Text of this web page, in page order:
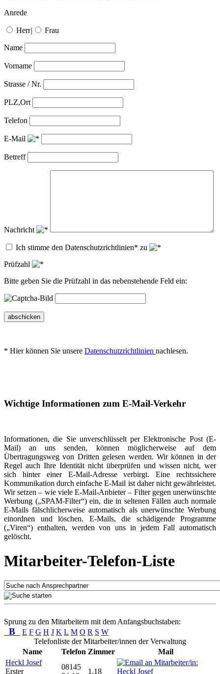
Anrede
Herr| Frau
Name
Vorname
Strasse / Nr.
PLZ,Ort
Telefon
E-Mail
Betreff
Nachricht
Ich stimme den Datenschutzrichtlinien* zu
Prüfzahl
Bitte geben Sie die Prüfzahl in das nebenstehende Feld ein:
abschicken
* Hier können Sie unsere Datenschutzrichtlinien nachlesen.
Wichtige Informationen zum E-Mail-Verkehr
Informationen, die Sie unverschlüsselt per Elektronische Post (E-
Mail) an uns senden, können möglicherweise auf dem
Übertragungsweg von Dritten gelesen werden. Wir können in der
Regel auch Ihre Identität nicht überprüfen und wissen nicht, wer
sich hinter einer E-Mail-Adresse verbirgt. Eine rechtssichere
Kommunikation durch einfache E-Mail ist daher nicht gewährleistet.
Wir setzen – wie viele E-Mail-Anbieter – Filter gegen unerwünschte
Werbung („SPAM-Filter“) ein, die in seltenen Fällen auch normale
E-Mails fälschlicherweise automatisch als unerwünschte Werbung
einordnen und löschen. E-Mails, die schädigende Programme
(„Viren“) enthalten, werden von uns in jedem Fall automatisch
gelöscht.
Mitarbeiter-Telefon-Liste
Sprung zu den Mitarbeitern mit dem Anfangsbuchstaben:
B E F G H J K L M O R S W
Telefonliste der Mitarbeiter/innen der Verwaltung
Name
Telefon Zimmer
Mail
Heckl Josef
Erster
08145
1.18